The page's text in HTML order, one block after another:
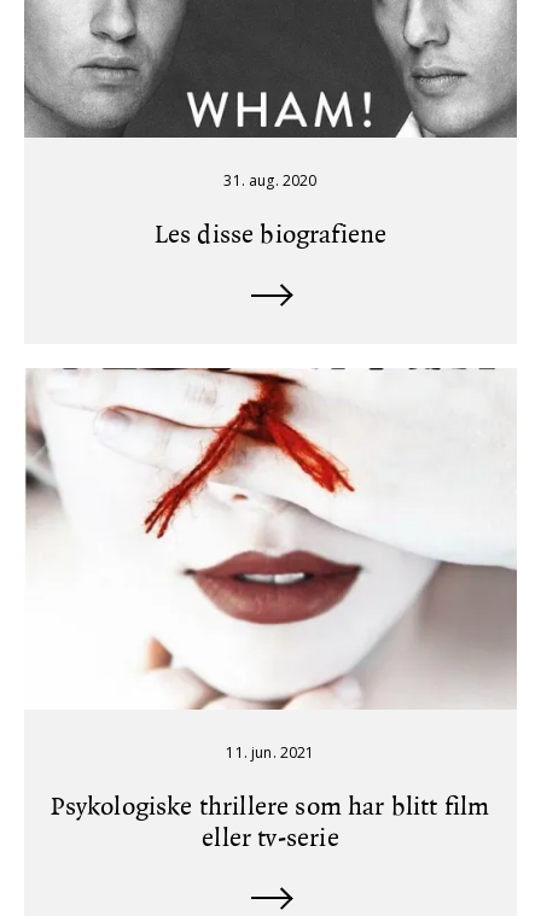
31. aug. 2020
Les disse biografiene
11. jun. 2021
Psykologiske thrillere som har blitt film
eller tv-serie